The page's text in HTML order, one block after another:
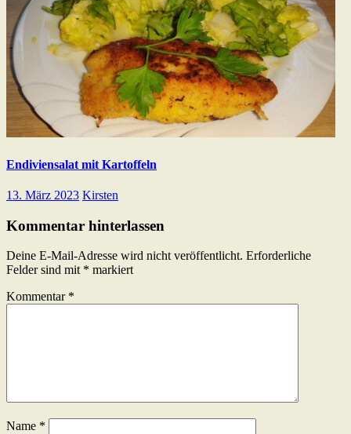
Endiviensalat mit Kartoffeln
13. März 2023 Kirsten
Kommentar hinterlassen
Deine E-Mail-Adresse wird nicht veröffentlicht. Erforderliche
Felder sind mit * markiert
Kommentar *
Name *